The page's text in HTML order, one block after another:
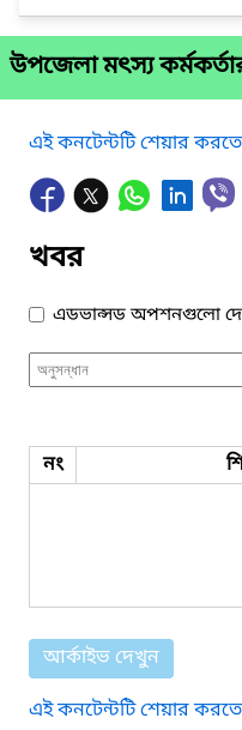
উপজেলা মৎস্য
এই কনটেন্টটি শেয়ার
খবর
এডভান্সড অপশনগুলো
নং
আর্কাইভ দেখুন
এই কনটেন্টটি শেয়ার